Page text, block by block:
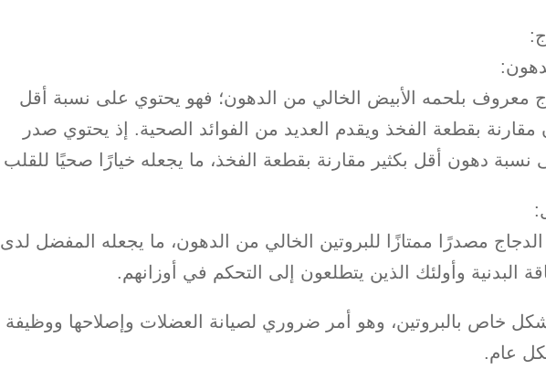
معروف بلحمه الأبيض الخالي من الدهون؛ فهو يحتوي على نسبة أقل
بقطعة الفخذ ويقدم العديد من الفوائد الصحية. إذ يحتوي صدر
نسبة دهون أقل بكثير مقارنة بقطعة الفخذ، ما يجعله خيارًا صحيًا للقلب
مصدرًا ممتازًا للبروتين الخالي من الدهون، ما يجعله المفضل لدى
البدنية وأولئك الذين يتطلعون إلى التحكم في أوزانهم.
خاص بالبروتين، وهو أمر ضروري لصيانة العضلات وإصلاحها ووظيفة
عام.